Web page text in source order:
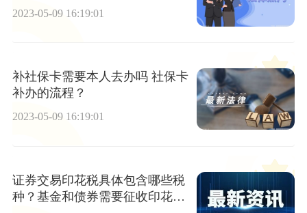
2023-05-09 16:19:01
补社保卡需要本人去办吗 社保卡
补办的流程？
2023-05-09 16:19:01
证券交易印花税具体包含哪些税
种？基金和债券需要征收印花税